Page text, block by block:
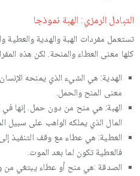
التبادل الرمزي: الهبة نموذجا
تستعمل مفردات الهبة والهدية
كلها معنى العطاء والمنحة. لكن هذه
الهدية: هي الشيء الذي يمنحه الإنسان
معنى المنح والحمل.
الهبة: هي منح من دون حمل. إنها في
المال الذي يملكه الواهب على سبيل
العطية: هي عطاء مع وقف التنفيذ
فالعطية تكون لما بعد الموت.
الصدقة :هي منح أو عطاء يبتغي من